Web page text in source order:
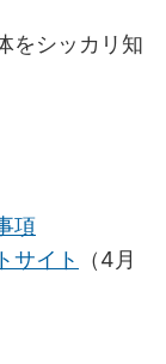
をシッカリ知
項
サイト
（4月